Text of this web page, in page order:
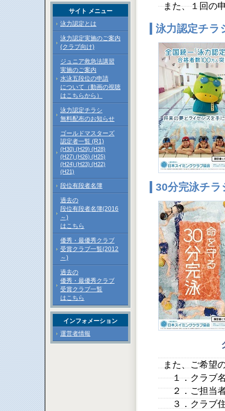
また、１回の
泳力認定チラ
30分完泳チラ
また、ご希望
１．クラブ
２．ご担当
３．クラブ
サイト メニュー
泳力認定とは
泳力認定実施のご案内
(クラブ向け)
ジュニア救急法講習
実施のご案内
水泳五段位の申請
について（動画の視聴
はこちらから）
泳力認定チラシ
無料配布のお知らせ
ゴールドマスターズ
認定者一覧 (R1)
(H30) (H29) (H28)
(H27) (H26) (H25)
(H24) (H23) (H22)
(H21)
段位有段者名簿
過去の
段位有段者名簿(2016
～)
はこちら
優秀・最優秀クラブ
受賞クラブ一覧(2012
～)
過去の
優秀・最優秀クラブ
受賞クラブ一覧
はこちら
インフォメーション
運営者情報